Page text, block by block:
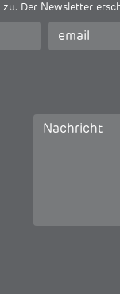
zu. Der Newsletter